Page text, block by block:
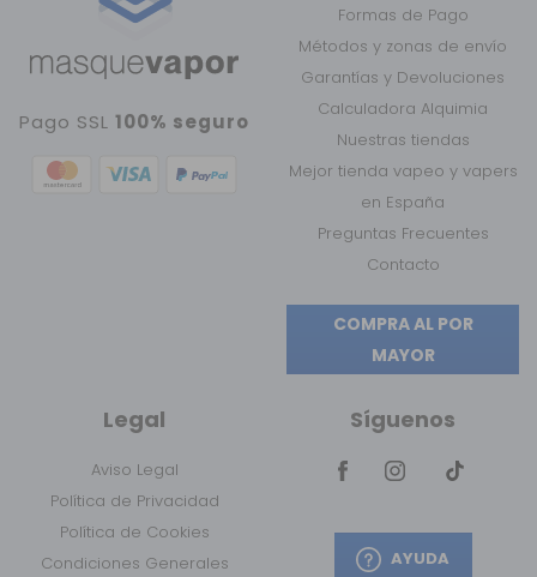
Pago SSL100% seguro
Formas de Pago
Métodos y zonas de envío
Garantías y Devoluciones
Calculadora Alquimia
Nuestras tiendas
Mejor tienda vapeo y vapers
en España
Preguntas Frecuentes
Contacto
COMPRA AL POR
MAYOR
Legal
Aviso Legal
Política de Privacidad
Política de Cookies
Condiciones Generales
Síguenos
AYUDA